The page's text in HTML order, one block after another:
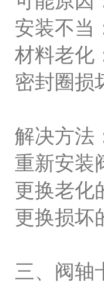
安装不当
材料老化
密封圈损
解决方法
重新安装
更换老化
更换损坏
三、阀轴